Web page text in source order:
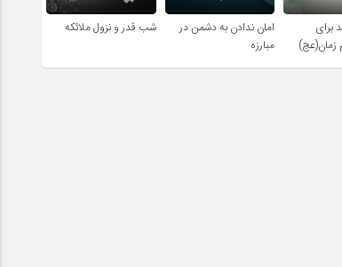
برای
زمان(عج)
امان ندادن به دشمن در
مبارزه
شب قدر و نزول ملائکه